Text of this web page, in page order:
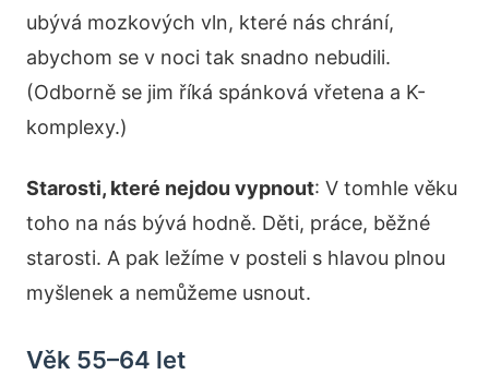
ubývá mozkových vln, které nás chrání,
abychom se v noci tak snadno nebudili.
(Odborně se jim říká spánková vřetena a K-
komplexy.)
Starosti, které nejdou vypnout: V tomhle věku
toho na nás bývá hodně. Děti, práce, běžné
starosti. A pak ležíme v posteli s hlavou plnou
myšlenek a nemůžeme usnout.
Věk 55–64 let